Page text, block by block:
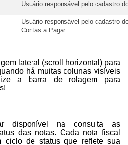
Usuário responsável pelo cadastro
Usuário responsável pelo cadastro
Contas a Pagar.
lateral (scroll horizontal) para
há muitas colunas visíveis
a barra de rolagem para
disponível na consulta as
das notas. Cada nota fiscal
ciclo de status que reflete sua